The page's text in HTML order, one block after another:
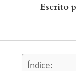
Escrito
Índice: